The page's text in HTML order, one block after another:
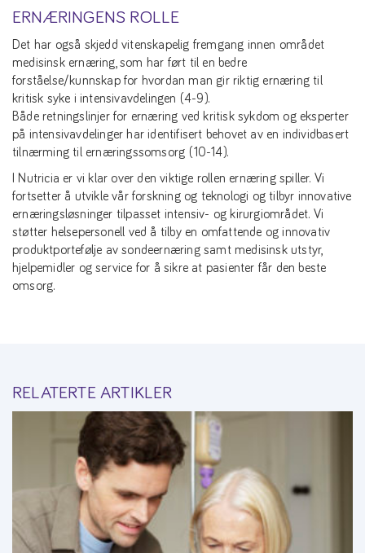
ERNÆRINGENS ROLLE
Det har også skjedd vitenskapelig fremgang innen området
medisinsk ernæring, som har ført til en bedre
forståelse/kunnskap for hvordan man gir riktig ernæring til
kritisk syke i intensivavdelingen (4-9).
Både retningslinjer for ernæring ved kritisk sykdom og eksperter
på intensivavdelinger har identifisert behovet av en individbasert
tilnærming til ernæringssomsorg (10-14).
I Nutricia er vi klar over den viktige rollen ernæring spiller. Vi
fortsetter å utvikle vår forskning og teknologi og tilbyr innovative
ernæringsløsninger tilpasset intensiv- og kirurgiområdet. Vi
støtter helsepersonell ved å tilby en omfattende og innovativ
produktportefølje av sondeernæring samt medisinsk utstyr,
hjelpemidler og service for å sikre at pasienter får den beste
omsorg.
RELATERTE ARTIKLER